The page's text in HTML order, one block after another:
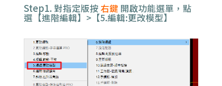
Step1. 對指定版按 右鍵 開啟功能選單，點
選【進階編輯】>【5.編輯:更改模型】